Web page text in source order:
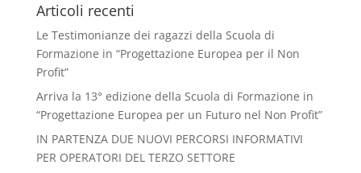
Articoli recenti
Le Testimonianze dei ragazzi della Scuola di
Formazione in “Progettazione Europea per il Non
Profit”
Arriva la 13° edizione della Scuola di Formazione in
“Progettazione Europea per un Futuro nel Non Profit”
IN PARTENZA DUE NUOVI PERCORSI INFORMATIVI
PER OPERATORI DEL TERZO SETTORE